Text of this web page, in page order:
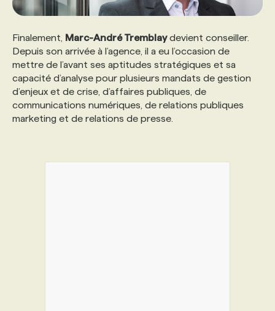
Finalement, Marc-André Tremblaydevient conseiller.
Depuis son arrivée à l’agence, il a eu l’occasion de
mettre de l’avant ses aptitudes stratégiques et sa
capacité d’analyse pour plusieurs mandats de gestion
d’enjeux et de crise, d’affaires publiques, de
communications numériques, de relations publiques
marketing et de relations de presse.